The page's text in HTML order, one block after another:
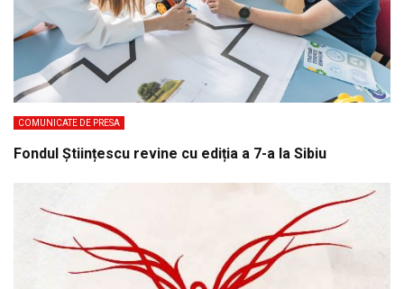
COMUNICATE DE PRESA
Fondul Științescu revine cu ediția a 7-a la Sibiu